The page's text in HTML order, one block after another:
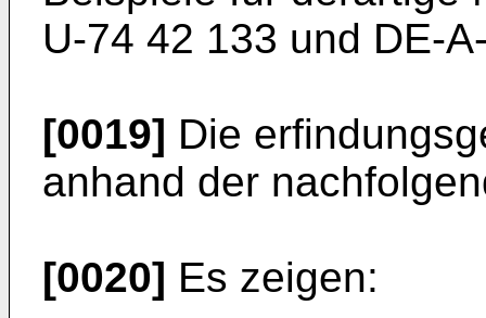
U-74 42 133 und DE-
[0019] Die
anhand der
[0020] Es zeigen: